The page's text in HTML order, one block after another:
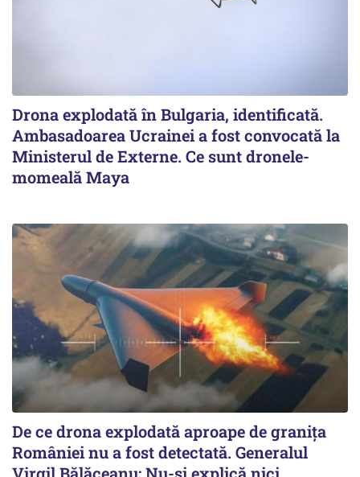
Drona explodată în Bulgaria, identificată.
Ambasadoarea Ucrainei a fost convocată la
Ministerul de Externe. Ce sunt dronele-
momeală Maya
De ce drona explodată aproape de granița
României nu a fost detectată. Generalul